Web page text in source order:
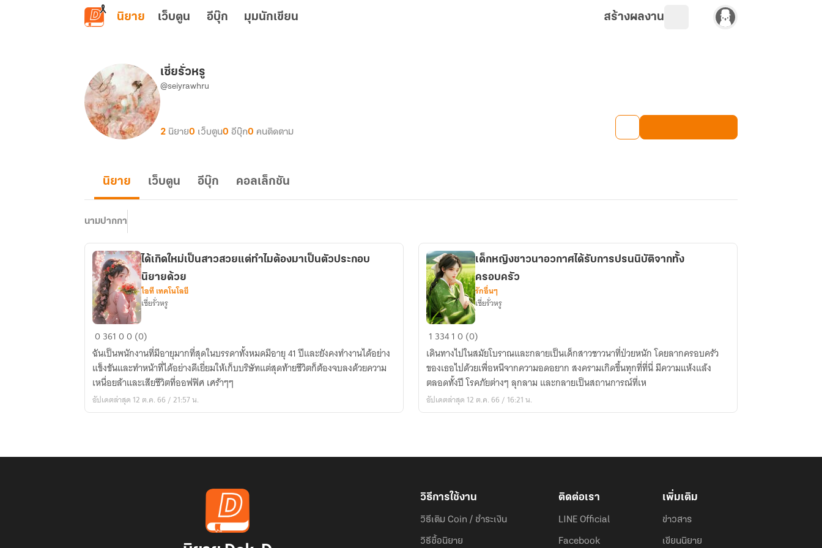
ข้ามไปยังเนื้อหาหลัก
นิยาย เว็บตูน อีบุ๊ก มุมนักเขียน สร้างผลงาน
เซี่ยรั่วหรู
@seiyrawhru
2 นิยาย0 เว็บตูน0 อีบุ๊ก0 คนติดตาม
นิยาย เว็บตูน อีบุ๊ก คอลเล็กชัน
นามปากกา
ได้
เกิด
ใหม่
เป็น
สาว
สวย
ได้เกิดใหม่เป็นสาวสวยแต่ทำไมต้องมาเป็นตัวประกอบ
นิยายด้วย
ไอที เทคโนโลยี
เซี่ยรั่วหรู
036100 (0)
ฉันเป็นพนักงานที่มีอายุมากที่สุดในบรรดาทั้งหมดมีอายุ 41 ปีและยังคงทำงานได้อย่าง
แข็งขันและทำหน้าที่ได้อย่างดีเยี่ยมให้เก็บบริษัทแต่สุดท้ายชีวิตก็ต้องจบลงด้วยความ
เหนื่อยล้าและเสียชีวิตที่ออฟฟิศ เศร้าๆๆ
อัปเดตล่าสุด 12 ต.ค. 66 / 21:57 น.
เด็ก
หญิง
ชาวนา
อวกาศ
ได้
รับ
เด็กหญิงชาวนาอวกาศได้รับการปรนนิบัติจากทั้ง
ครอบครัว
รักอื่นๆ
เซี่ยรั่วหรู
1 33410 (0)
เดินทางไปในสมัยโบราณและกลายเป็นเด็กสาวชาวนาที่ป่วยหนัก โดยลากครอบครัว
ของเธอไปด้วยเพื่อหนีจากความอดอยาก สงครามเกิดขึ้นทุกที่ที่นี่ มีความแห้งแล้ง
ตลอดทั้งปี โรคภัยต่างๆ ลุกลาม และกลายเป็นสถานการณ์ที่เห
อัปเดตล่าสุด 12 ต.ค. 66 / 16:21 น.
วิธีการใช้งาน
วิธีเติม Coin / ชำระเงิน
วิธีซื้อนิยาย
ติดต่อเรา
LINE Official
Facebook
เพิ่มเติม
ข่าวสาร
เขียนนิยาย